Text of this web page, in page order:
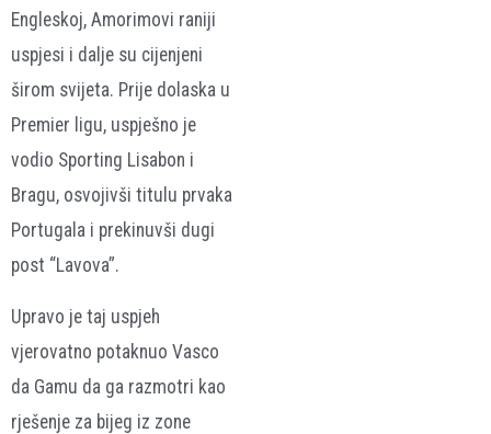
Engleskoj, Amorimovi raniji
uspjesi i dalje su cijenjeni
širom svijeta. Prije dolaska u
Premier ligu, uspješno je
vodio Sporting Lisabon i
Bragu, osvojivši titulu prvaka
Portugala i prekinuvši dugi
post “Lavova”.
Upravo je taj uspjeh
vjerovatno potaknuo Vasco
da Gamu da ga razmotri kao
rješenje za bijeg iz zone